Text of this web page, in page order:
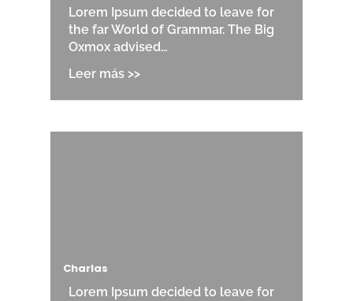
Lorem Ipsum decided to leave for
the far World of Grammar. The Big
Oxmox advised…
Charlas
Lorem Ipsum decided to leave for